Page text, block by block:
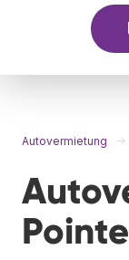
Autovermietung